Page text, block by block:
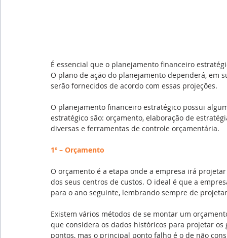
É essencial que o planejamento financeiro
O plano de ação do planejamento dependerá, em
serão fornecidos de acordo com essas projeções.
O planejamento financeiro estratégico possui
estratégico são: orçamento, elaboração de
diversas e ferramentas de controle orçamentária.
1º – Orçamento
O orçamento é a etapa onde a empresa irá
dos seus centros de custos. O ideal é que a
para o ano seguinte, lembrando sempre de
Existem vários métodos de se montar um
que considera os dados históricos para projetar
pontos, mas o principal ponto falho é o de não